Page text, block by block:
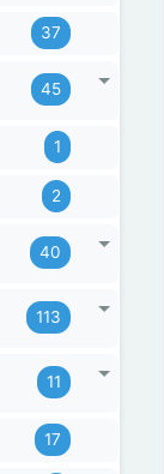
37
45
1
2
40
113
11
17